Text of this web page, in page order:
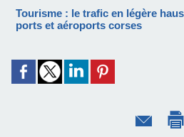
Tourisme : le trafic en légère
ports et aéroports corses